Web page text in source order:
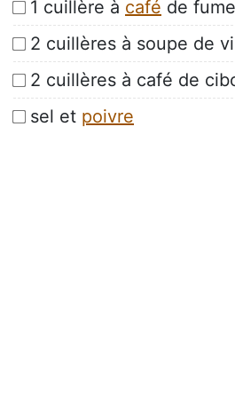
1 cuillère à café de
2 cuillères à soupe de
2 cuillères à café de
sel et poivre